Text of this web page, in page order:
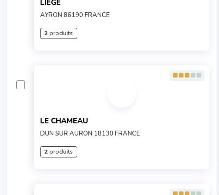
LIEGE
AYRON 86190 FRANCE
2produits
LE CHAMEAU
DUN SUR AURON 18130 FRANCE
2produits